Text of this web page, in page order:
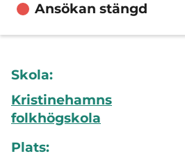
Ansökan stängd
Skola:
Kristinehamns
folkhögskola
Plats: